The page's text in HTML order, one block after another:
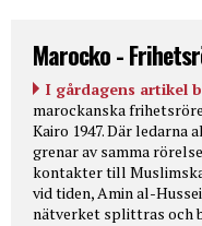
Marocko -
I gårdagens artikel
marockanska
Kairo 1947. Där ledarna
grenar av samma
kontakter till
vid tiden, Amin al-
nätverket splittras och